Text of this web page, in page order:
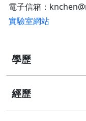
電子信箱：
實驗室網站
學歷
經歷